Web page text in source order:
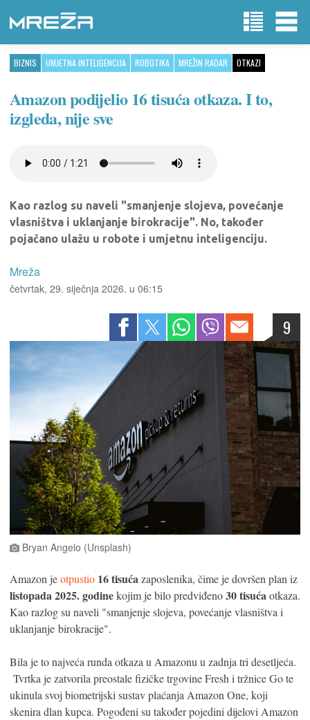
BIZNIS UMJETNA INTELIGENCIJA ROBOTIKA MREŽIN RADAR OTKAZI
Amazon podijelio 16 tisuća otkaza. I to,
izgleda, nije sve
Kao razlog su naveli "smanjenje slojeva, povećanje
vlasništva i uklanjanje birokracije". No, također
pojačano ulažu u robote i umjetnu inteligenciju.
Mreža
četvrtak, 29. siječnja 2026. u 06:15
9
Bryan Angelo (Unsplash)
Amazon jeotpustio 16 tisućazaposlenika, čime je dovršen plan iz
listopada 2025. godinekojim je bilo predviđeno30 tisućaotkaza.
Kao razlog su naveli "smanjenje slojeva, povećanje vlasništva i
uklanjanje birokracije".
Bila je to najveća runda otkaza u Amazonu u zadnja tri desetljeća.
Tvrtka je zatvorila preostale fizičke trgovine Fresh i tržnice Go te
ukinula svoj biometrijski sustav plaćanja Amazon One, koji
skenira dlan kupca. Pogođeni su također pojedini dijelovi Amazon